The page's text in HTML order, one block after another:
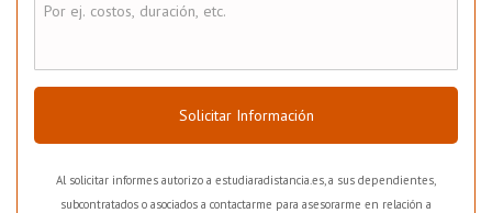
Solicitar Información
Al solicitar informes autorizo a estudiaradistancia.es, a sus dependientes,
subcontratados o asociados a contactarme para asesorarme en relación a